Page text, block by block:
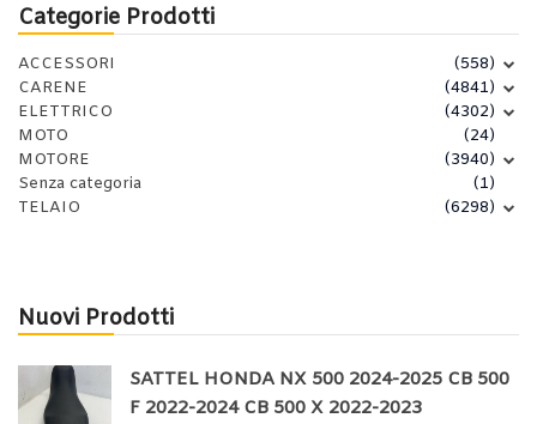
Categorie Prodotti
ACCESSORI
(558)
CARENE
(4841)
ELETTRICO
(4302)
MOTO
(24)
MOTORE
(3940)
Senza categoria
(1)
TELAIO
(6298)
Nuovi Prodotti
SATTEL HONDA NX 500 2024-2025 CB 500
F 2022-2024 CB 500 X 2022-2023